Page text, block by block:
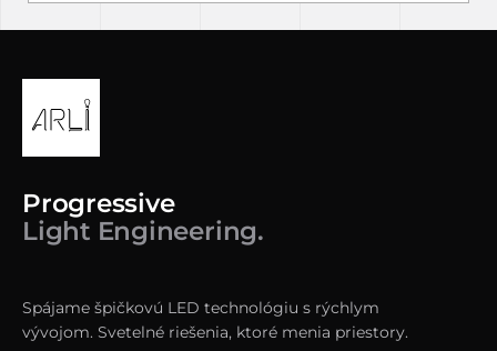
Progressive
Light Engineering.
Spájame špičkovú LED technológiu s rýchlym
vývojom. Svetelné riešenia, ktoré menia priestory.